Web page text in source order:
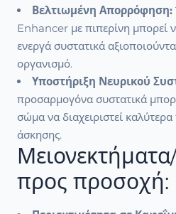
Βελτιωμένη Απορρόφηση:
Enhancer με πιπερίνη μπορεί
ενεργά συστατικά
οργανισμό.
Υποστήριξη Νευρικού
προσαρμογόνα συστατικά
σώμα να διαχειριστεί
άσκησης.
προς προσοχή: